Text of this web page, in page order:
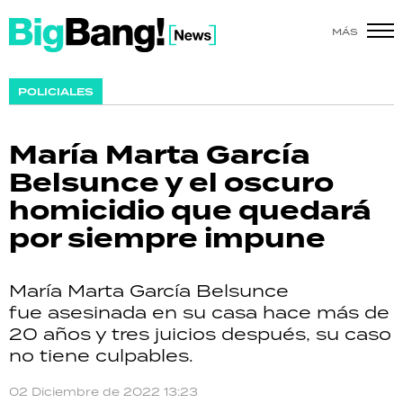
MÁS
POLICIALES
María Marta García
Belsunce y el oscuro
homicidio que quedará
por siempre impune
María Marta García Belsunce
fue asesinada en su casa hace más de
20 años y tres juicios después, su caso
no tiene culpables.
02 Diciembre de 2022 13:23
SHOW
ACTUALIDAD
POLICIALES
ECONOMÍA
GRAN HERMANO
SALUD
DEPORTES